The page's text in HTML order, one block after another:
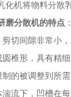
化机将物料分散
磨分散机的特点 ：
切间隙非常小
椎形，具有精细
的被调整到所
流下，凹槽在每